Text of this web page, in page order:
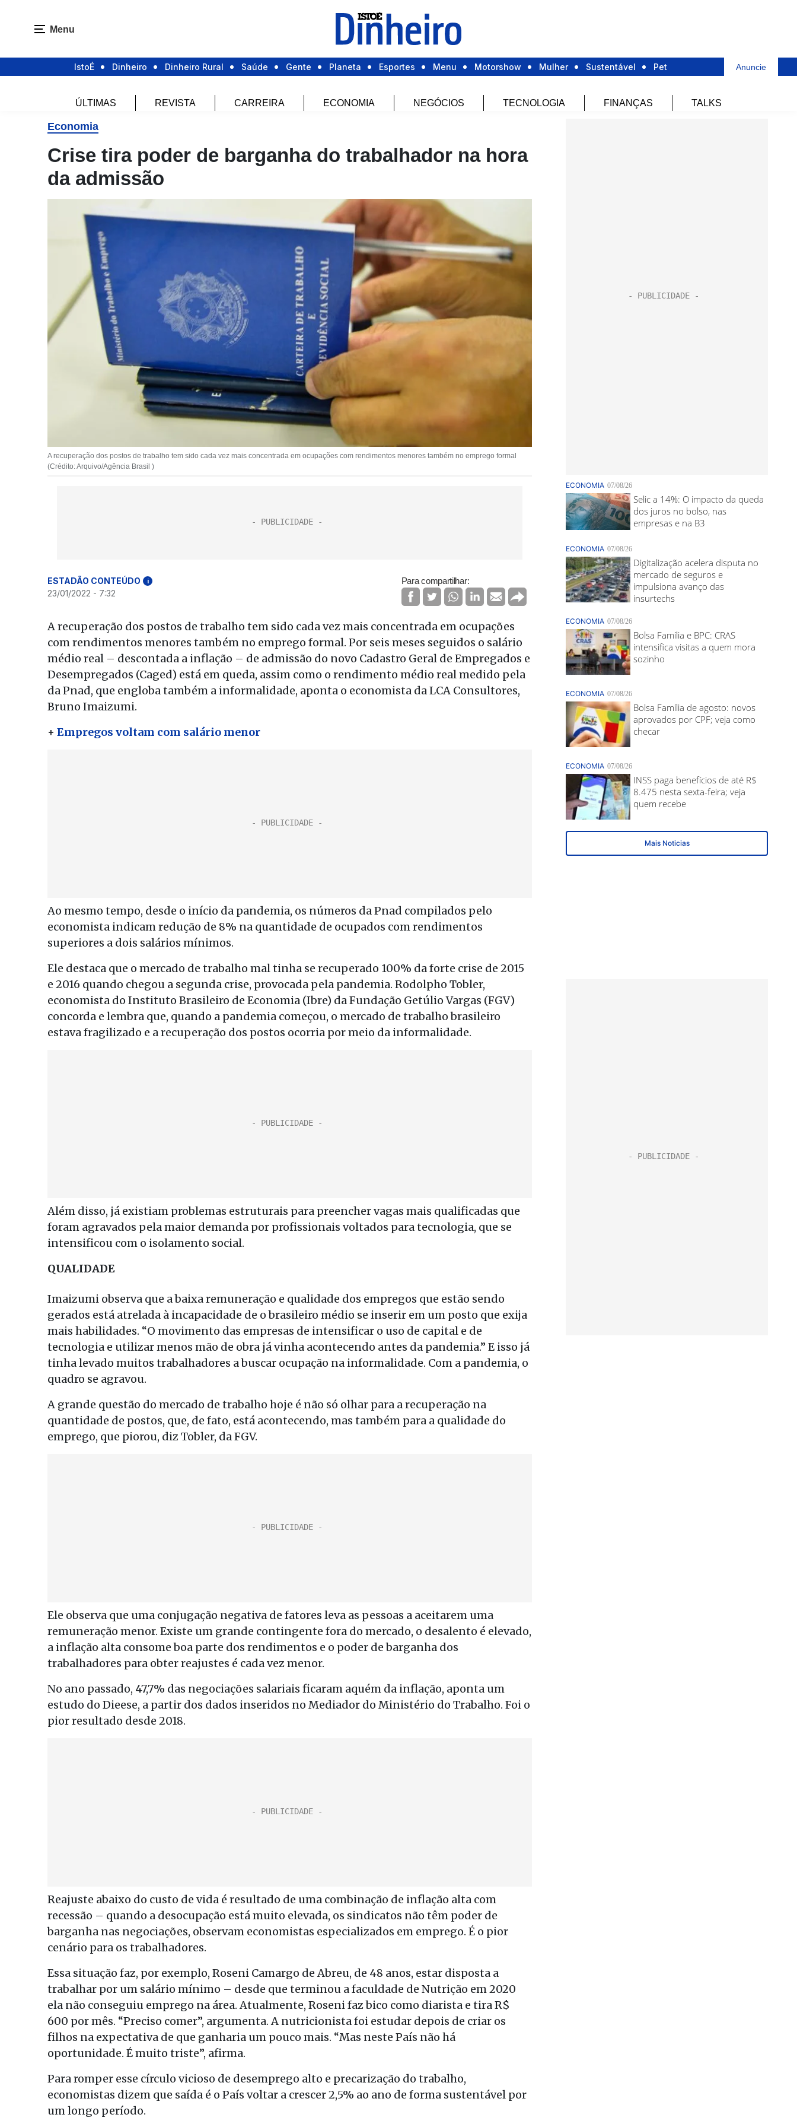
Menu
IstoÉ Dinheiro Dinheiro Rural Saúde Gente Planeta Esportes Menu Motorshow Mulher Sustentável Pet Anuncie
ÚLTIMAS REVISTA CARREIRA ECONOMIA NEGÓCIOS TECNOLOGIA FINANÇAS TALKS
Economia
Crise tira poder de barganha do trabalhador na hora
da admissão
A recuperação dos postos de trabalho tem sido cada vez mais concentrada em ocupações com rendimentos menores também no emprego formal
(Crédito: Arquivo/Agência Brasil )
ESTADÃO CONTEÚDO i
23/01/2022 - 7:32
Para compartilhar:
A recuperação dos postos de trabalho tem sido cada vez mais concentrada em ocupações
com rendimentos menores também no emprego formal. Por seis meses seguidos o salário
médio real – descontada a inflação – de admissão do novo Cadastro Geral de Empregados e
Desempregados (Caged) está em queda, assim como o rendimento médio real medido pela
da Pnad, que engloba também a informalidade, aponta o economista da LCA Consultores,
Bruno Imaizumi.
+ Empregos voltam com salário menor
Ao mesmo tempo, desde o início da pandemia, os números da Pnad compilados pelo
economista indicam redução de 8% na quantidade de ocupados com rendimentos
superiores a dois salários mínimos.
Ele destaca que o mercado de trabalho mal tinha se recuperado 100% da forte crise de 2015
e 2016 quando chegou a segunda crise, provocada pela pandemia. Rodolpho Tobler,
economista do Instituto Brasileiro de Economia (Ibre) da Fundação Getúlio Vargas (FGV)
concorda e lembra que, quando a pandemia começou, o mercado de trabalho brasileiro
estava fragilizado e a recuperação dos postos ocorria por meio da informalidade.
Além disso, já existiam problemas estruturais para preencher vagas mais qualificadas que
foram agravados pela maior demanda por profissionais voltados para tecnologia, que se
intensificou com o isolamento social.
QUALIDADE
Imaizumi observa que a baixa remuneração e qualidade dos empregos que estão sendo
gerados está atrelada à incapacidade de o brasileiro médio se inserir em um posto que exija
mais habilidades. “O movimento das empresas de intensificar o uso de capital e de
tecnologia e utilizar menos mão de obra já vinha acontecendo antes da pandemia.” E isso já
tinha levado muitos trabalhadores a buscar ocupação na informalidade. Com a pandemia, o
quadro se agravou.
A grande questão do mercado de trabalho hoje é não só olhar para a recuperação na
quantidade de postos, que, de fato, está acontecendo, mas também para a qualidade do
emprego, que piorou, diz Tobler, da FGV.
Ele observa que uma conjugação negativa de fatores leva as pessoas a aceitarem uma
remuneração menor. Existe um grande contingente fora do mercado, o desalento é elevado,
a inflação alta consome boa parte dos rendimentos e o poder de barganha dos
trabalhadores para obter reajustes é cada vez menor.
No ano passado, 47,7% das negociações salariais ficaram aquém da inflação, aponta um
estudo do Dieese, a partir dos dados inseridos no Mediador do Ministério do Trabalho. Foi o
pior resultado desde 2018.
Reajuste abaixo do custo de vida é resultado de uma combinação de inflação alta com
recessão – quando a desocupação está muito elevada, os sindicatos não têm poder de
barganha nas negociações, observam economistas especializados em emprego. É o pior
cenário para os trabalhadores.
Essa situação faz, por exemplo, Roseni Camargo de Abreu, de 48 anos, estar disposta a
trabalhar por um salário mínimo – desde que terminou a faculdade de Nutrição em 2020
ela não conseguiu emprego na área. Atualmente, Roseni faz bico como diarista e tira R$
600 por mês. “Preciso comer”, argumenta. A nutricionista foi estudar depois de criar os
filhos na expectativa de que ganharia um pouco mais. “Mas neste País não há
oportunidade. É muito triste”, afirma.
Para romper esse círculo vicioso de desemprego alto e precarização do trabalho,
economistas dizem que saída é o País voltar a crescer 2,5% ao ano de forma sustentável por
um longo período.